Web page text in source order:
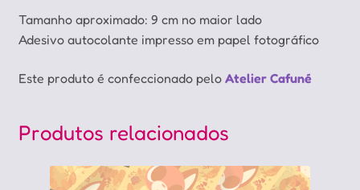
Tamanho aproximado: 9 cm no maior lado
Adesivo autocolante impresso em papel fotográfico
Este produto é confeccionado pelo Atelier Cafuné
Produtos relacionados